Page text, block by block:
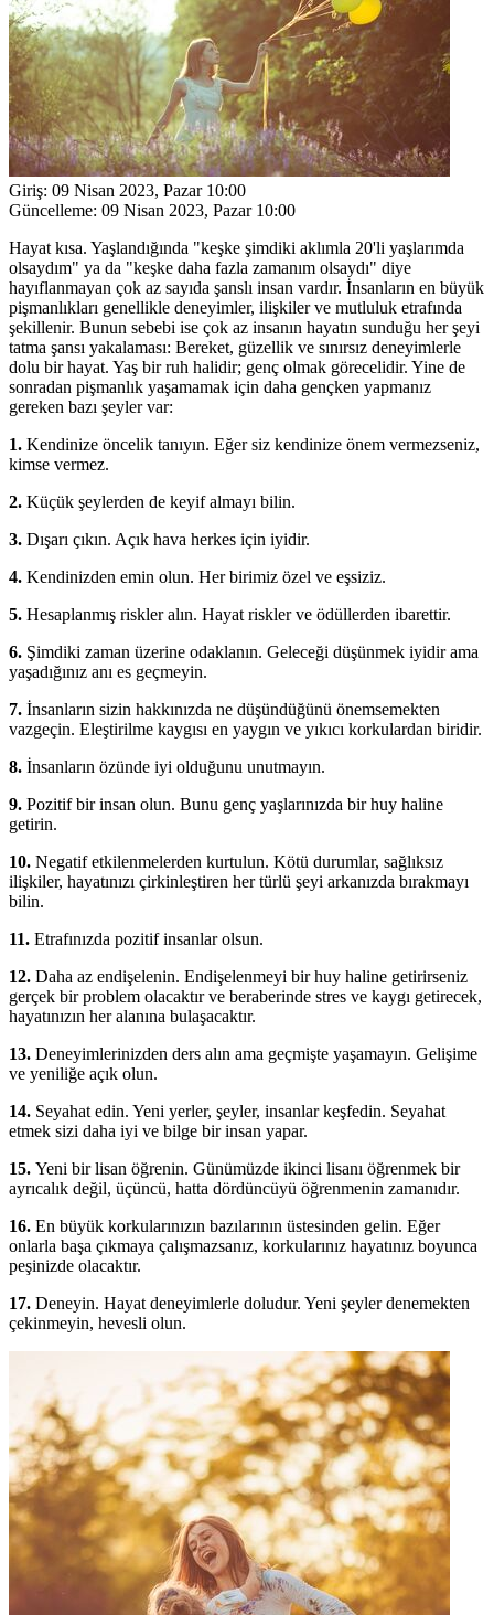
Giriş: 09 Nisan 2023, Pazar 10:00
Güncelleme: 09 Nisan 2023, Pazar 10:00
Hayat kısa. Yaşlandığında "keşke şimdiki aklımla 20'li yaşlarımda
olsaydım" ya da "keşke daha fazla zamanım olsaydı" diye
hayıflanmayan çok az sayıda şanslı insan vardır. İnsanların en büyük
pişmanlıkları genellikle deneyimler, ilişkiler ve mutluluk etrafında
şekillenir. Bunun sebebi ise çok az insanın hayatın sunduğu her şeyi
tatma şansı yakalaması: Bereket, güzellik ve sınırsız deneyimlerle
dolu bir hayat. Yaş bir ruh halidir; genç olmak görecelidir. Yine de
sonradan pişmanlık yaşamamak için daha gençken yapmanız
gereken bazı şeyler var:
1. Kendinize öncelik tanıyın. Eğer siz kendinize önem vermezseniz,
kimse vermez.
2. Küçük şeylerden de keyif almayı bilin.
3. Dışarı çıkın. Açık hava herkes için iyidir.
4. Kendinizden emin olun. Her birimiz özel ve eşsiziz.
5. Hesaplanmış riskler alın. Hayat riskler ve ödüllerden ibarettir.
6. Şimdiki zaman üzerine odaklanın. Geleceği düşünmek iyidir ama
yaşadığınız anı es geçmeyin.
7. İnsanların sizin hakkınızda ne düşündüğünü önemsemekten
vazgeçin. Eleştirilme kaygısı en yaygın ve yıkıcı korkulardan biridir.
8. İnsanların özünde iyi olduğunu unutmayın.
9. Pozitif bir insan olun. Bunu genç yaşlarınızda bir huy haline
getirin.
10. Negatif etkilenmelerden kurtulun. Kötü durumlar, sağlıksız
ilişkiler, hayatınızı çirkinleştiren her türlü şeyi arkanızda bırakmayı
bilin.
11. Etrafınızda pozitif insanlar olsun.
12. Daha az endişelenin. Endişelenmeyi bir huy haline getirirseniz
gerçek bir problem olacaktır ve beraberinde stres ve kaygı getirecek,
hayatınızın her alanına bulaşacaktır.
13. Deneyimlerinizden ders alın ama geçmişte yaşamayın. Gelişime
ve yeniliğe açık olun.
14. Seyahat edin. Yeni yerler, şeyler, insanlar keşfedin. Seyahat
etmek sizi daha iyi ve bilge bir insan yapar.
15. Yeni bir lisan öğrenin. Günümüzde ikinci lisanı öğrenmek bir
ayrıcalık değil, üçüncü, hatta dördüncüyü öğrenmenin zamanıdır.
16. En büyük korkularınızın bazılarının üstesinden gelin. Eğer
onlarla başa çıkmaya çalışmazsanız, korkularınız hayatınız boyunca
peşinizde olacaktır.
17. Deneyin. Hayat deneyimlerle doludur. Yeni şeyler denemekten
çekinmeyin, hevesli olun.